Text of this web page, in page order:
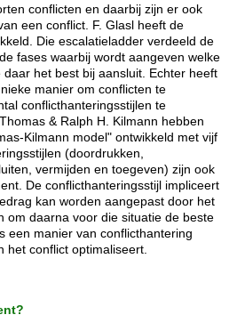
conflicten en daarbij zijn er ook
een conflict. F. Glasl heeft de
Die escalatieladder verdeeld de
fases waarbij wordt aangeven welke
het best bij aansluit. Echter heeft
manier om conflicten te
conflicthanteringsstijlen te
& Ralph H. Kilmann hebben
Kilmann model" ontwikkeld met vijf
(doordrukken,
vermijden en toegeven) zijn ook
De conflicthanteringsstijl impliceert
kan worden aangepast door het
om daarna voor die situatie de beste
een manier van conflicthantering
het conflict optimaliseert.